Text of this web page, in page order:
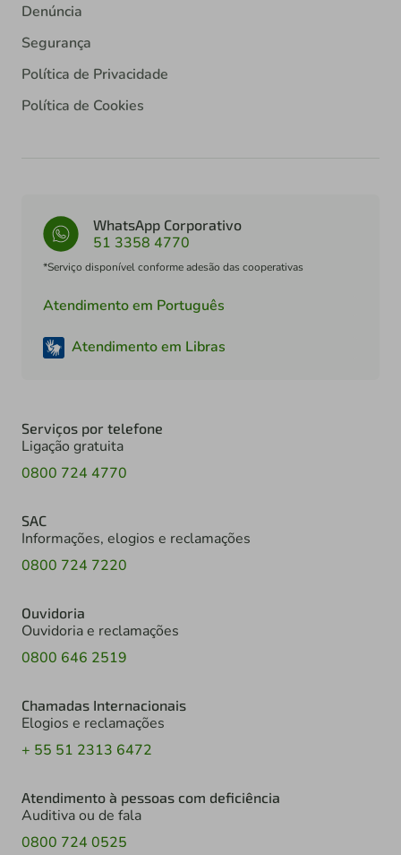
Denúncia
Segurança
Política de Privacidade
Política de Cookies
WhatsApp Corporativo
51 3358 4770
*Serviço disponível conforme adesão das cooperativas
Atendimento em Português
Atendimento em Libras
Serviços por telefone
Ligação gratuita
0800 724 4770
SAC
Informações, elogios e reclamações
0800 724 7220
Ouvidoria
Ouvidoria e reclamações
0800 646 2519
Chamadas Internacionais
Elogios e reclamações
+ 55 51 2313 6472
Atendimento à pessoas com deficiência
Auditiva ou de fala
0800 724 0525